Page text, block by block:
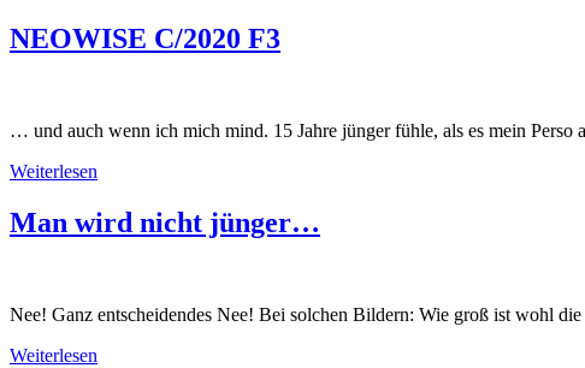
NEOWISE C/2020 F3
… und auch wenn ich mich mind. 15 Jahre jünger fühle, als es mein Perso
Weiterlesen
Man wird nicht jünger…
Nee! Ganz entscheidendes Nee! Bei solchen Bildern: Wie groß ist wohl
Weiterlesen